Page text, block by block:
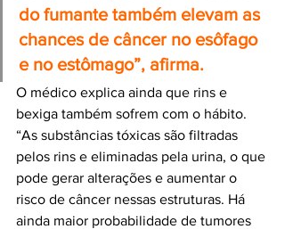
do fumante também elevam as
chances de câncer no esôfago
e no estômago”, afirma.
O médico explica ainda que rins e
bexiga também sofrem com o hábito.
“As substâncias tóxicas são filtradas
pelos rins e eliminadas pela urina, o que
pode gerar alterações e aumentar o
risco de câncer nessas estruturas. Há
ainda maior probabilidade de tumores